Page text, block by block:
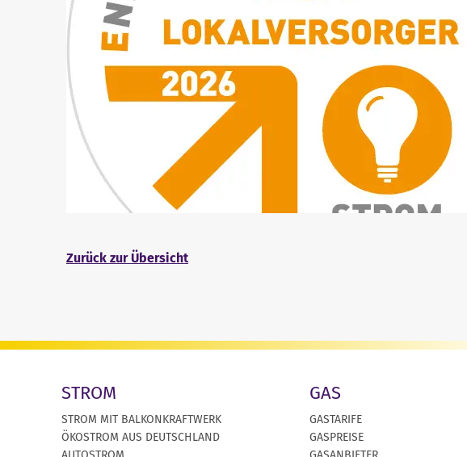
Zurück zur Übersicht
STROM
STROM MIT BALKONKRAFTWERK
ÖKOSTROM AUS DEUTSCHLAND
GAS
GASTARIFE
GASPREISE